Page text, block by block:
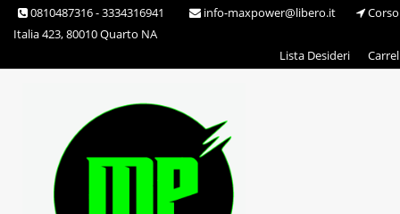
Skip 0810487316 - 3334316941 info-maxpower@libero.it
Corso
Italia 423, 80010 Quarto NA
Lista Desideri